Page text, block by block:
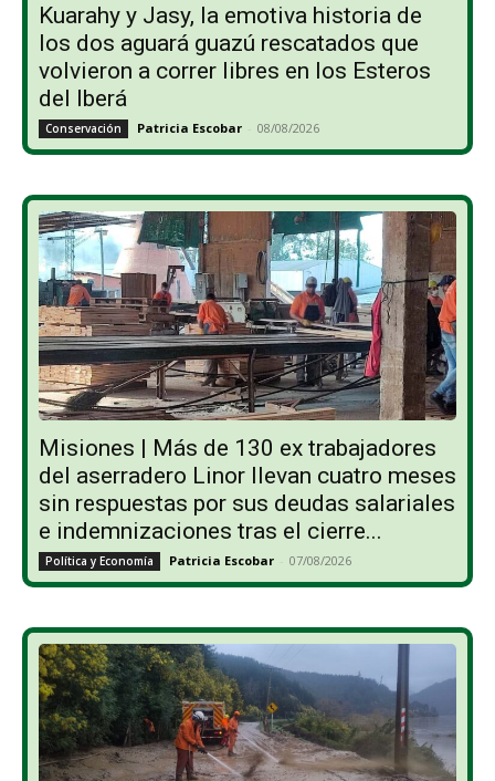
Kuarahy y Jasy, la emotiva historia de
los dos aguará guazú rescatados que
volvieron a correr libres en los Esteros
del Iberá
Conservación Patricia Escobar - 08/08/2026
Misiones | Más de 130 ex trabajadores
del aserradero Linor llevan cuatro meses
sin respuestas por sus deudas salariales
e indemnizaciones tras el cierre...
Política y Economía Patricia Escobar - 07/08/2026